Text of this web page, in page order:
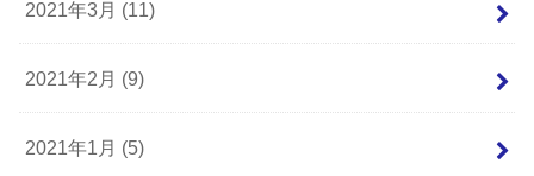
2021年3月 (11)
2021年2月 (9)
2021年1月 (5)